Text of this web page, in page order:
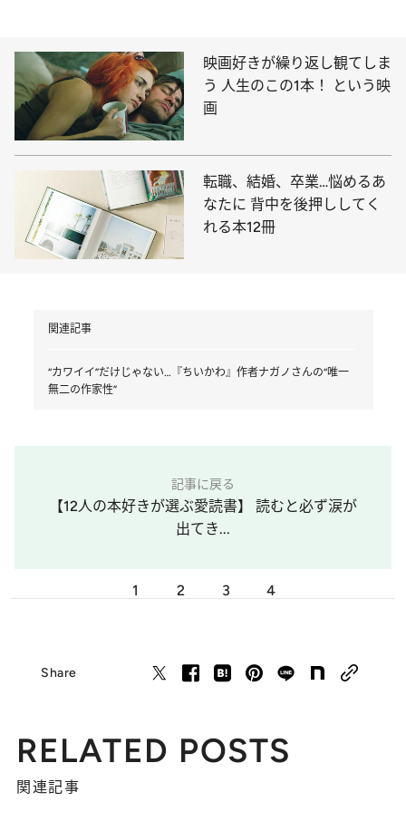
映画好きが繰り返し観てしま
う 人生のこの1本！ という映
画
転職、結婚、卒業…悩めるあ
なたに 背中を後押ししてく
れる本12冊
関連記事
“カワイイ”だけじゃない…『ちいかわ』作者ナガノさんの“唯一
無二の作家性”
記事に戻る
【12人の本好きが選ぶ愛読書】 読むと必ず涙が
出てき...
1 2 3 4
Share
RELATED POSTS
関連記事